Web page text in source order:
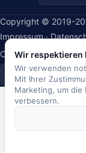
Copyright © 2019-
Impressum·
Cookie-Richtlinie·
Wir respektieren
Wir verwenden
Mit Ihrer
Marketing, um
verbessern.